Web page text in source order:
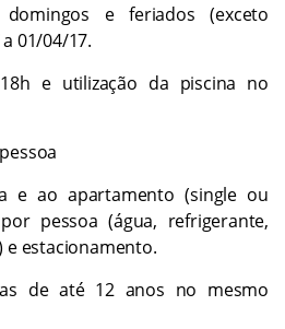
e feriados (exceto
01/04/17.
e utilização da piscina no
e ao apartamento (single ou
pessoa (água, refrigerante,
e estacionamento.
de até 12 anos no mesmo